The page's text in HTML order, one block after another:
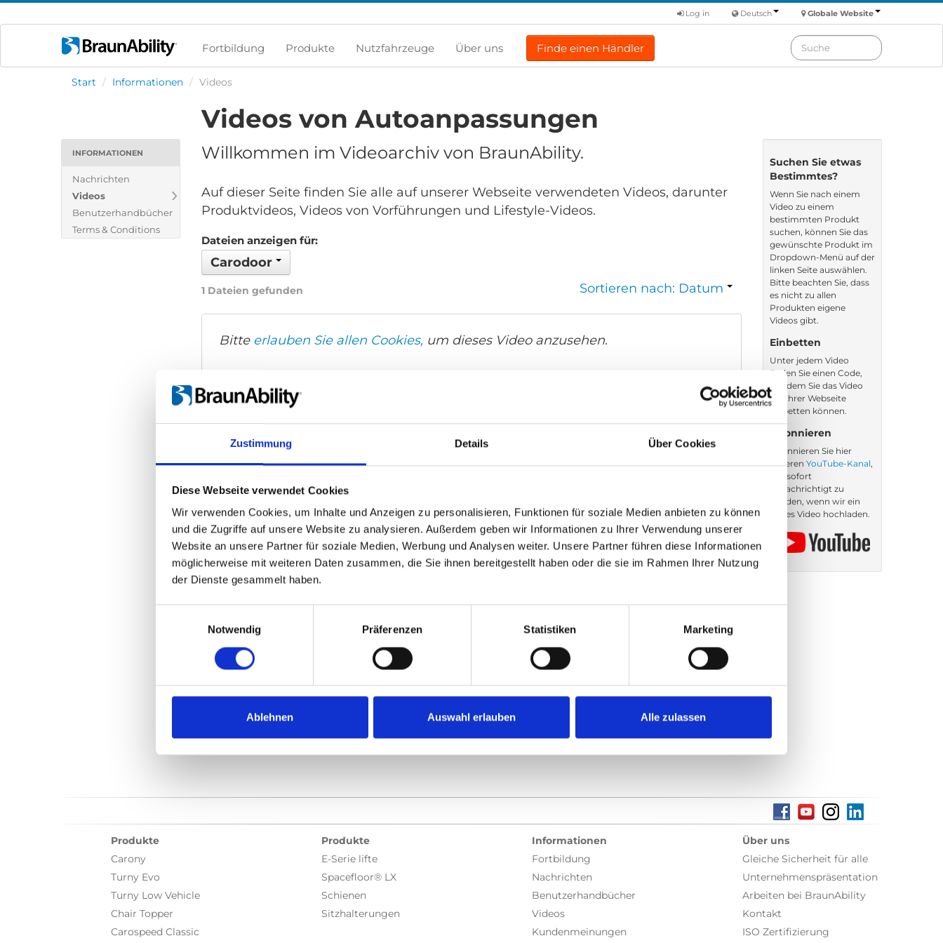
Zustimmung Details Über Cookies
Diese Webseite verwendet Cookies
Wir verwenden Cookies, um Inhalte und Anzeigen zu personalisieren, Funktionen für soziale Medien anbieten zu können
und die Zugriffe auf unsere Website zu analysieren. Außerdem geben wir Informationen zu Ihrer Verwendung unserer
Website an unsere Partner für soziale Medien, Werbung und Analysen weiter. Unsere Partner führen diese Informationen
möglicherweise mit weiteren Daten zusammen, die Sie ihnen bereitgestellt haben oder die sie im Rahmen Ihrer Nutzung
der Dienste gesammelt haben.
Notwendig
Präferenzen Statistiken Marketing
Ablehnen Auswahl erlauben Alle zulassen
Globale Website
Deutsch
Log in
Fortbildung Produkte Nutzfahrzeuge Über uns Finde einen Händler
Start / Informationen / Videos
INFORMATIONEN
Nachrichten
Videos
Benutzerhandbücher
Terms & Conditions
Videos von Autoanpassungen
Willkommen im Videoarchiv von BraunAbility.
Auf dieser Seite finden Sie alle auf unserer Webseite verwendeten Videos, darunter
Produktvideos, Videos von Vorführungen und Lifestyle-Videos.
Dateien anzeigen für:
Carodoor
1 Dateien gefunden Sortieren nach: Datum
Bitte erlauben Sie allen Cookies, um dieses Video anzusehen.
Carodoor with Q-Series
Kategorie: Product video, Q-Series lift, Carodoor
Zurück 1 Weiter
Suchen Sie etwas
Bestimmtes?
Wenn Sie nach einem
Video zu einem
bestimmten Produkt
suchen, können Sie das
gewünschte Produkt im
Dropdown-Menü auf der
linken Seite auswählen.
Bitte beachten Sie, dass
es nicht zu allen
Produkten eigene
Videos gibt.
Einbetten
Unter jedem Video
finden Sie einen Code,
mit dem Sie das Video
auf Ihrer Webseite
einbetten können.
Abonnieren
Abonnieren Sie hier
unseren YouTube-Kanal,
um sofort
benachrichtigt zu
werden, wenn wir ein
neues Video hochladen.
Produkte
Carony
Turny Evo
Turny Low Vehicle
Chair Topper
Carospeed Classic
Produkte
E-Serie lifte
Spacefloor® LX
Schienen
Sitzhalterungen
Informationen
Fortbildung
Nachrichten
Benutzerhandbücher
Videos
Kundenmeinungen
Über uns
Gleiche Sicherheit für alle
Unternehmenspräsentation
Arbeiten bei BraunAbility
Kontakt
ISO Zertifizierung